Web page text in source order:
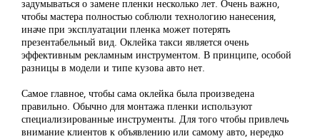
задумываться о замене пленки несколько лет. Очень важно,
чтобы мастера полностью соблюли технологию нанесения,
иначе при эксплуатации пленка может потерять
презентабельный вид. Оклейка такси является очень
эффективным рекламным инструментом. В принципе, особой
разницы в модели и типе кузова авто нет.
Самое главное, чтобы сама оклейка была произведена
правильно. Обычно для монтажа пленки используют
специализированные инструменты. Для того чтобы привлечь
внимание клиентов к объявлению или самому авто, нередко